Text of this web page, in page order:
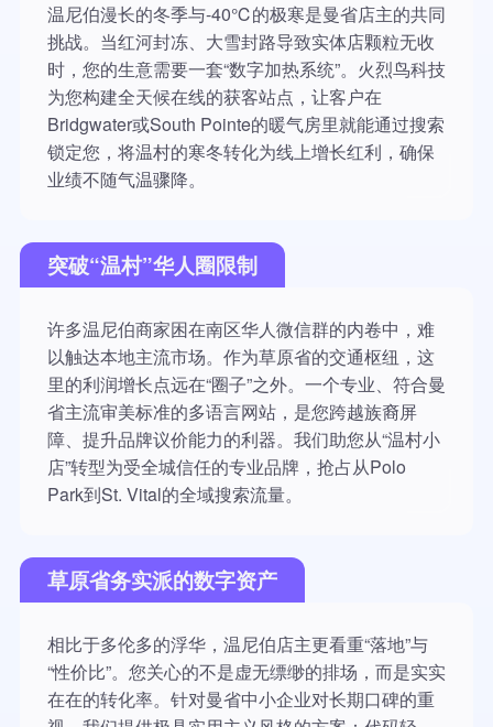
温尼伯漫长的冬季与-40℃的极寒是曼省店主的共同
挑战。当红河封冻、大雪封路导致实体店颗粒无收
时，您的生意需要一套“数字加热系统”。火烈鸟科技
为您构建全天候在线的获客站点，让客户在
Bridgwater或South Pointe的暖气房里就能通过搜索
锁定您，将温村的寒冬转化为线上增长红利，确保
业绩不随气温骤降。
突破“温村”华人圈限制
许多温尼伯商家困在南区华人微信群的内卷中，难
以触达本地主流市场。作为草原省的交通枢纽，这
里的利润增长点远在“圈子”之外。一个专业、符合曼
省主流审美标准的多语言网站，是您跨越族裔屏
障、提升品牌议价能力的利器。我们助您从“温村小
店”转型为受全城信任的专业品牌，抢占从Polo
Park到St. Vital的全域搜索流量。
草原省务实派的数字资产
相比于多伦多的浮华，温尼伯店主更看重“落地”与
“性价比”。您关心的不是虚无缥缈的排场，而是实实
在在的转化率。针对曼省中小企业对长期口碑的重